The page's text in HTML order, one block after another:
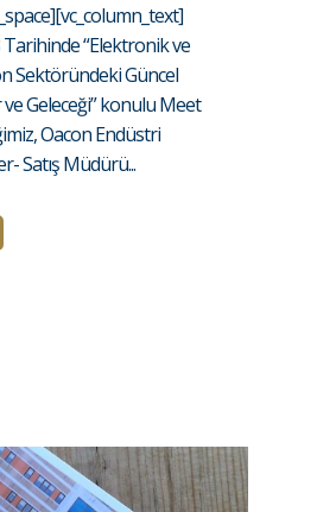
Tarihinde “Elektronik ve
Sektöründeki Güncel
Geleceği” konulu Meet
Oacon Endüstri
Satış Müdürü...